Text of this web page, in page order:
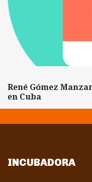
René Gómez
en Cuba
INCUBADORA